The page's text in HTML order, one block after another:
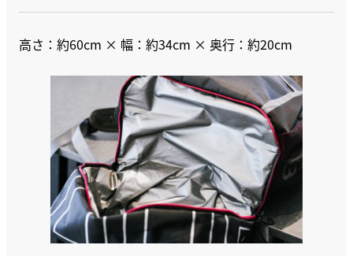
高さ：約60cm × 幅：約34cm × 奥行：約20cm